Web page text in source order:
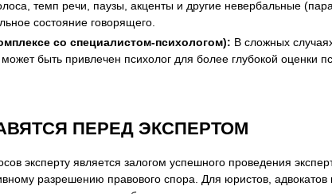
темп речи, паузы, акценты и другие невербальные
состояние говорящего.
со специалистом-психологом): В сложных
быть привлечен психолог для более глубокой оценки
ПЕРЕД ЭКСПЕРТОМ
эксперту является залогом успешного проведения
разрешению правового спора. Для юристов,